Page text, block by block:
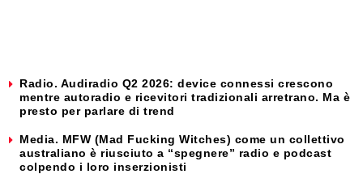
Radio. Audiradio Q2 2026: device connessi crescono
mentre autoradio e ricevitori tradizionali arretrano. Ma è
presto per parlare di trend
Media. MFW (Mad Fucking Witches) come un collettivo
australiano è riusciuto a “spegnere” radio e podcast
colpendo i loro inserzionisti